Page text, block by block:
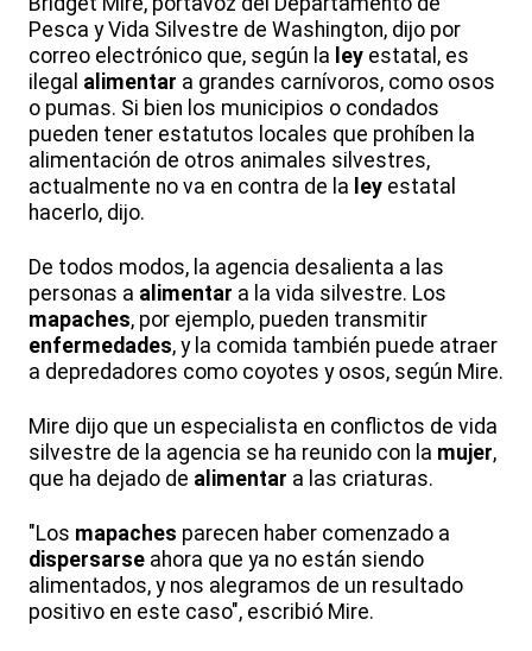
Pesca y Vida Silvestre de Washington, dijo por
correo electrónico que, según la ley estatal, es
ilegal alimentar a grandes carnívoros, como osos
o pumas. Si bien los municipios o condados
pueden tener estatutos locales que prohíben la
alimentación de otros animales silvestres,
actualmente no va en contra de la ley estatal
hacerlo, dijo.
De todos modos, la agencia desalienta a las
personas a alimentar a la vida silvestre. Los
mapaches, por ejemplo, pueden transmitir
enfermedades, y la comida también puede atraer
a depredadores como coyotes y osos, según Mire.
Mire dijo que un especialista en conflictos de vida
silvestre de la agencia se ha reunido con la mujer,
que ha dejado de alimentar a las criaturas.
"Los mapaches parecen haber comenzado a
dispersarse ahora que ya no están siendo
alimentados, y nos alegramos de un resultado
positivo en este caso", escribió Mire.